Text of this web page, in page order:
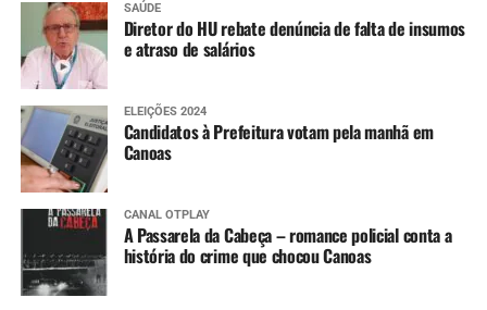
SAÚDE
Diretor do HU rebate denúncia de falta de insumos
e atraso de salários
ELEIÇÕES 2024
Candidatos à Prefeitura votam pela manhã em
Canoas
CANAL OTPLAY
A Passarela da Cabeça – romance policial conta a
história do crime que chocou Canoas